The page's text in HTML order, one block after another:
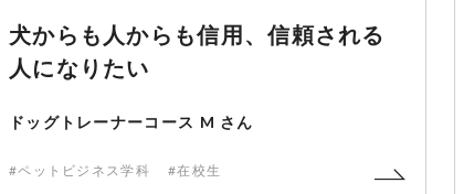
犬からも人からも信用、信頼される
人になりたい
ドッグトレーナーコース M さん
#ペットビジネス学科 #在校生